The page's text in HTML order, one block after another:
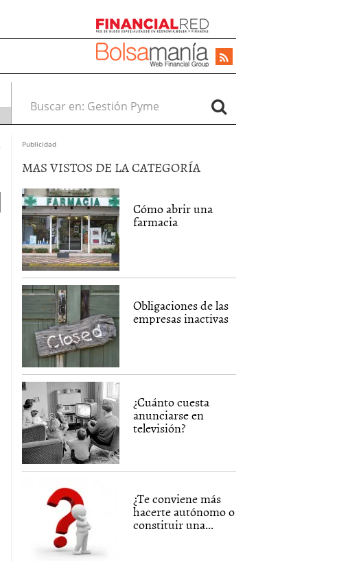
Buscar en:
Publicidad
MAS VISTOS DE LA CATEGORÍA
Cómo abrir una
farmacia
Obligaciones de las
empresas inactivas
¿Cuánto cuesta
anunciarse en
televisión?
¿Te conviene más
hacerte autónomo o
constituir una...